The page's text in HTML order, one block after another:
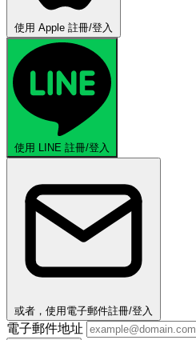
使用 Apple 註冊/登入
使用 LINE 註冊/登入
或者，使用電子郵件註冊/登入
電子郵件地址